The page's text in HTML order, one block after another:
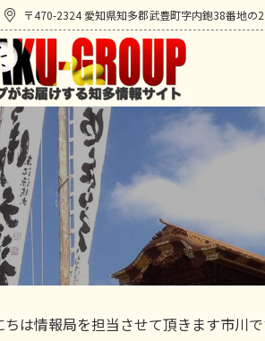
〒470-2324 愛知県知多郡武豊町字内鉋38番地の2
は情報局を担当させて頂きます市川で